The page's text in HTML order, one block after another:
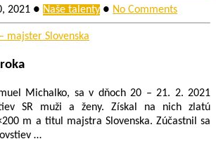
2021 ● Naše talenty ● No Comments
Michalko, sa v dňoch 20 – 21. 2. 2021
SR muži a ženy. Získal na nich zlatú
m a titul majstra Slovenska. Zúčastnil sa
…